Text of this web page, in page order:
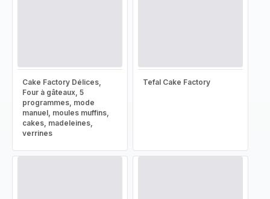
Cake Factory Délices,
Four à gâteaux, 5
programmes, mode
manuel, moules muffins,
cakes, madeleines,
verrines
Tefal Cake Factory